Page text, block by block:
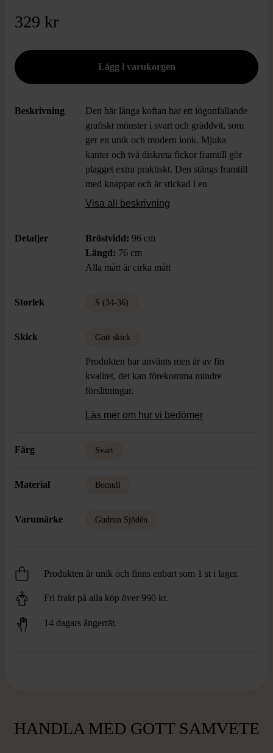
329 kr
Beskrivning
Den här långa koftan har ett iögonfallande
grafiskt mönster i svart och gräddvit, som
ger en unik och modern look. Mjuka
kanter och två diskreta fickor framtill gör
plagget extra praktiskt. Den stängs framtill
med knappar och är stickad i en
kombination av bomull, ull och lin för en
avslappnad stil.
Visa all beskrivning
Detaljer Bröstvidd: 96 cm
Längd: 76 cm
Alla mått är cirka mått
Storlek S (34-36)
Skick Gott skick
Produkten har använts men är av fin
kvalitet, det kan förekomma mindre
förslitningar.
Läs mer om hur vi bedömer
Färg Svart
Material Bomull
Varumärke Gudrun Sjödén
Produkten är unik och finns enbart som 1 st i lager.
Fri frakt på alla köp över 990 kr.
14 dagars ångerrät.
HANDLA MED GOTT SAMVETE